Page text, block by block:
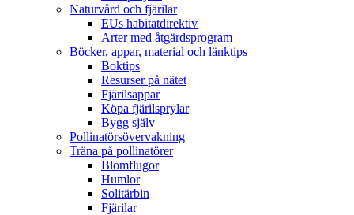
Naturvård och fjärilar
EUs habitatdirektiv
Arter med åtgärdsprogram
Böcker, appar, material och länktips
Boktips
Resurser på nätet
Fjärilsappar
Köpa fjärilsprylar
Bygg själv
Pollinatörsövervakning
Träna på pollinatörer
Blomflugor
Humlor
Solitärbin
Fjärilar